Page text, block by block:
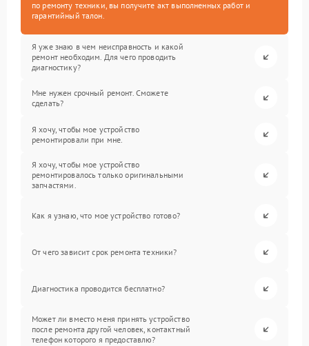
по ремонту техники, вы получите акт выполненных работ и
гарантийный талон.
Я уже знаю в чем неисправность и какой
ремонт необходим. Для чего проводить
диагностику?
Мне нужен срочный ремонт. Сможете
сделать?
Я хочу, чтобы мое устройство
ремонтировали при мне.
Я хочу, чтобы мое устройство
ремонтировалось только оригинальными
запчастями.
Как я узнаю, что мое устройство готово?
От чего зависит срок ремонта техники?
Диагностика проводится бесплатно?
Может ли вместо меня принять устройство
после ремонта другой человек, контактный
телефон которого я предоставлю?